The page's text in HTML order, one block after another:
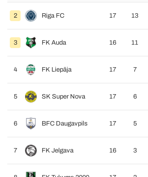
2 Riga FC 17 13
3 FK Auda 16 11
4 FK Liepāja 17 7
5 SK Super Nova 17 6
6 BFC Daugavpils 17 5
7 FK Jelgava 16 3